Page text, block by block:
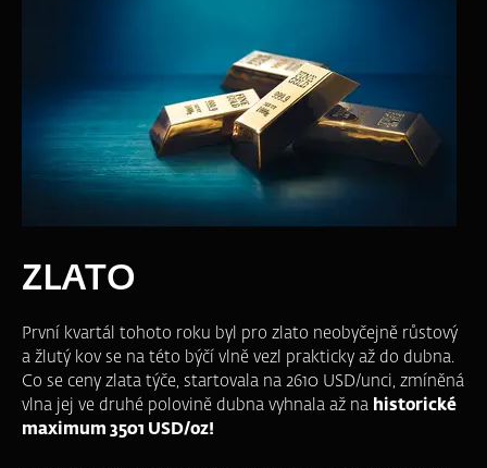
ZLATO
První kvartál tohoto roku byl pro zlato neobyčejně růstový
a žlutý kov se na této býčí vlně vezl prakticky až do dubna.
Co se ceny zlata týče, startovala na 2610 USD/unci, zmíněná
vlna jej ve druhé polovině dubna vyhnala až na historické
maximum 3501 USD/oz!